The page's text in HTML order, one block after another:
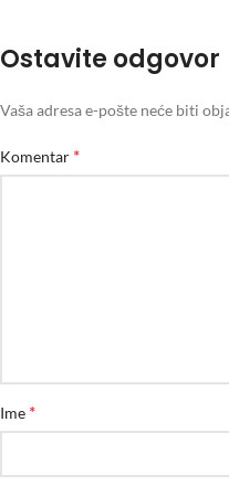
Ostavite odgovor
Vaša adresa e-pošte neće biti
Komentar *
Ime *